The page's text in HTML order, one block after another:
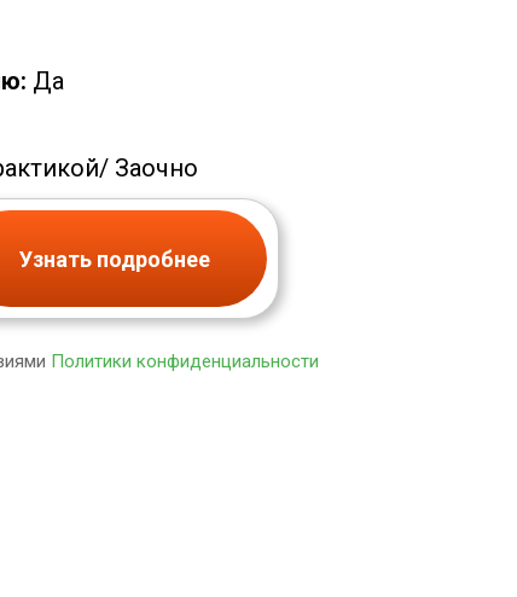
Да
Заочно
Узнать подробнее
Политики конфиденциальности